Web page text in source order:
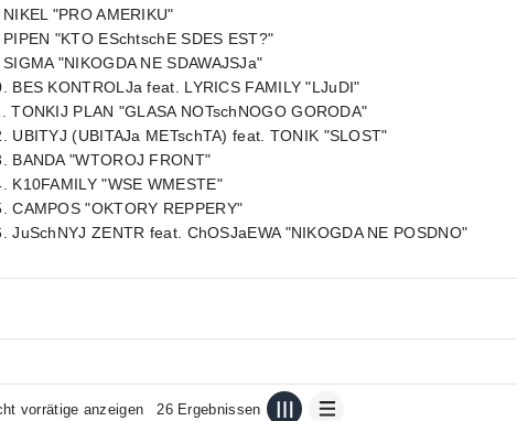
"PRO AMERIKU"
"KTO ESchtschE SDES EST?"
"NIKOGDA NE SDAWAJSJa"
BES KONTROLJa feat. LYRICS FAMILY "LJuDI"
TONKIJ PLAN "GLASA NOTschNOGO GORODA"
UBITYJ (UBITAJa METschTA) feat. TONIK "SLOST"
BANDA "WTOROJ FRONT"
K10FAMILY "WSE WMESTE"
CAMPOS "OKTORY REPPERY"
JuSchNYJ ZENTR feat. ChOSJaEWA "NIKOGDA NE POSDNO"
vorrätige anzeigen 26 Ergebnissen